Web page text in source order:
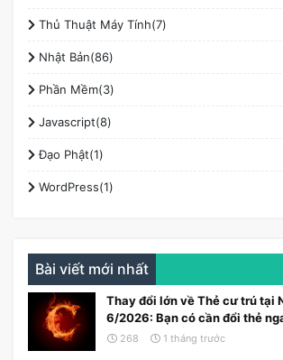
Thủ Thuật Máy Tính(7)
Nhật Bản(86)
Phần Mềm(3)
Javascript(8)
Đạo Phật(1)
WordPress(1)
Bài viết mới nhất
Thay đổi lớn về Thẻ cư trú tại
6/2026: Bạn có cần đổi thẻ
268 1 tháng trước